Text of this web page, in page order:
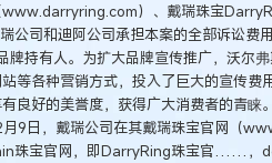
国经营
护面临新
徐新明律师经典案例：
技有限公司技术合作开
）、戴瑞珠宝
公司和迪阿公司承担本案的全部诉讼费
牌持有人。为扩大品牌宣传推广，沃尔
等各种营销方式，投入了巨大的宣传费
良好的美誉度，获得广大消费者的青睐
9日，戴瑞公司在其戴瑞珠宝官网（
珠宝官网，即DarryRing珠宝官……，